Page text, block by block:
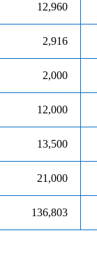
12,960
2,916
2,000
12,000
13,500
21,000
136,803